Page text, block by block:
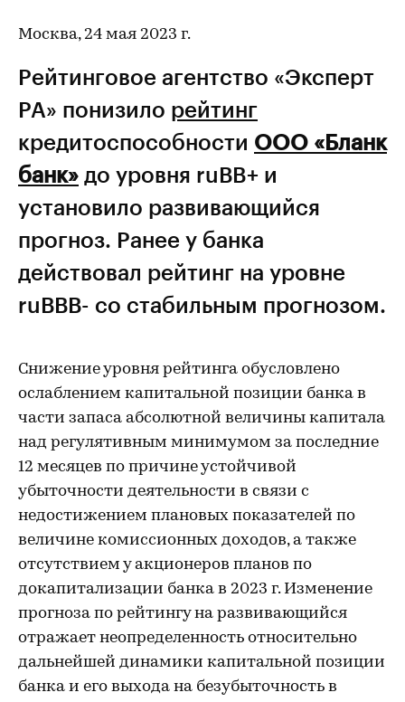
Москва, 24 мая 2023 г.
Рейтинговое агентство «Эксперт
РА» понизило рейтинг
кредитоспособности ООО «Бланк
банк» до уровня ruВB+ и
установило развивающийся
прогноз. Ранее у банка
действовал рейтинг на уровне
ruВВВ- со стабильным прогнозом.
Снижение уровня рейтинга обусловлено
ослаблением капитальной позиции банка в
части запаса абсолютной величины капитала
над регулятивным минимумом за последние
12 месяцев по причине устойчивой
убыточности деятельности в связи с
недостижением плановых показателей по
величине комиссионных доходов, а также
отсутствием у акционеров планов по
докапитализации банка в 2023 г. Изменение
прогноза по рейтингу на развивающийся
отражает неопределенность относительно
дальнейшей динамики капитальной позиции
банка и его выхода на безубыточность в